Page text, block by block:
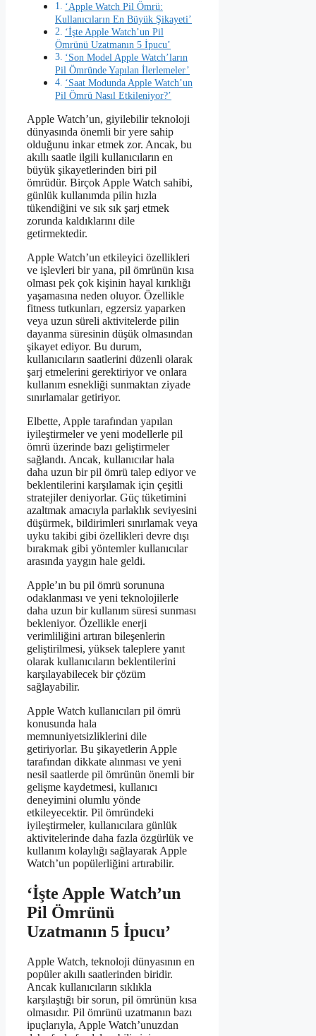
‘Apple Watch Pil Ömrü:
Kullanıcıların En Büyük Şikayeti’
‘İşte Apple Watch’un Pil
Ömrünü Uzatmanın 5 İpucu’
‘Son Model Apple Watch’ların
Pil Ömründe Yapılan İlerlemeler’
‘Saat Modunda Apple Watch’un
Pil Ömrü Nasıl Etkileniyor?’
Apple Watch’un, giyilebilir teknoloji
dünyasında önemli bir yere sahip
olduğunu inkar etmek zor. Ancak, bu
akıllı saatle ilgili kullanıcıların en
büyük şikayetlerinden biri pil
ömrüdür. Birçok Apple Watch sahibi,
günlük kullanımda pilin hızla
tükendiğini ve sık sık şarj etmek
zorunda kaldıklarını dile
getirmektedir.
Apple Watch’un etkileyici özellikleri
ve işlevleri bir yana, pil ömrünün kısa
olması pek çok kişinin hayal kırıklığı
yaşamasına neden oluyor. Özellikle
fitness tutkunları, egzersiz yaparken
veya uzun süreli aktivitelerde pilin
dayanma süresinin düşük olmasından
şikayet ediyor. Bu durum,
kullanıcıların saatlerini düzenli olarak
şarj etmelerini gerektiriyor ve onlara
kullanım esnekliği sunmaktan ziyade
sınırlamalar getiriyor.
Elbette, Apple tarafından yapılan
iyileştirmeler ve yeni modellerle pil
ömrü üzerinde bazı geliştirmeler
sağlandı. Ancak, kullanıcılar hala
daha uzun bir pil ömrü talep ediyor ve
beklentilerini karşılamak için çeşitli
stratejiler deniyorlar. Güç tüketimini
azaltmak amacıyla parlaklık seviyesini
düşürmek, bildirimleri sınırlamak veya
uyku takibi gibi özellikleri devre dışı
bırakmak gibi yöntemler kullanıcılar
arasında yaygın hale geldi.
Apple’ın bu pil ömrü sorununa
odaklanması ve yeni teknolojilerle
daha uzun bir kullanım süresi sunması
bekleniyor. Özellikle enerji
verimliliğini artıran bileşenlerin
geliştirilmesi, yüksek taleplere yanıt
olarak kullanıcıların beklentilerini
karşılayabilecek bir çözüm
sağlayabilir.
Apple Watch kullanıcıları pil ömrü
konusunda hala
memnuniyetsizliklerini dile
getiriyorlar. Bu şikayetlerin Apple
tarafından dikkate alınması ve yeni
nesil saatlerde pil ömrünün önemli bir
gelişme kaydetmesi, kullanıcı
deneyimini olumlu yönde
etkileyecektir. Pil ömründeki
iyileştirmeler, kullanıcılara günlük
aktivitelerinde daha fazla özgürlük ve
kullanım kolaylığı sağlayarak Apple
Watch’un popülerliğini artırabilir.
‘İşte Apple Watch’un
Pil Ömrünü
Uzatmanın 5 İpucu’
Apple Watch, teknoloji dünyasının en
popüler akıllı saatlerinden biridir.
Ancak kullanıcıların sıklıkla
karşılaştığı bir sorun, pil ömrünün kısa
olmasıdır. Pil ömrünü uzatmanın bazı
ipuçlarıyla, Apple Watch’unuzdan